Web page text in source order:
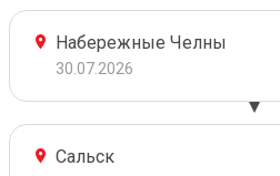
Набережные Челны
30.07.2026
Сальск